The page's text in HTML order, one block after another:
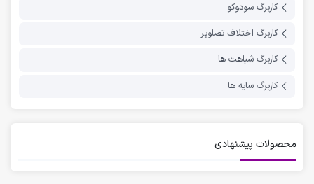
کاربرگ سودوکو
کاربرگ اختلاف تصاویر
کاربرگ شباهت ها
کاربرگ سایه ها
محصولات پیشنهادی